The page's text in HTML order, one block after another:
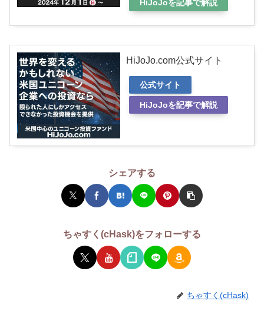
HiJoJoを記事で解説
HiJoJo.com公式サイト
公式サイト
HiJoJoを記事で解説
シェアする
ちゃすく(cHask)をフォローする
ちゃすく(cHask)